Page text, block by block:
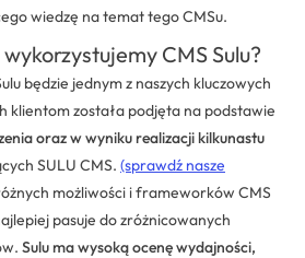
wiedzę na temat tego CMSu.
CMS Sulu?
będzie jednym z naszych kluczowych
klientom została podjęta na podstawie
oraz w wyniku realizacji kilkunastu
SULU CMS. (sprawdź nasze
możliwości i frameworków CMS
pasuje do zróżnicowanych
Sulu ma wysoką ocenę wydajności,